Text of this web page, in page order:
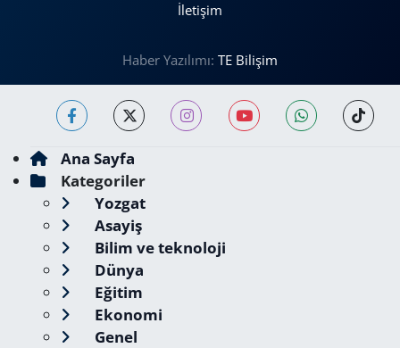
İletişim
Haber Yazılımı: TE Bilişim
Ana Sayfa
Kategoriler
Yozgat
Asayiş
Bilim ve teknoloji
Dünya
Eğitim
Ekonomi
Genel